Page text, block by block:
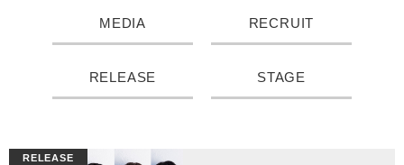
MEDIA RECRUIT
RELEASE STAGE
RELEASE